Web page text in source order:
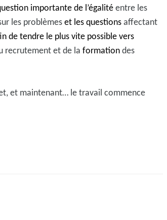
importante de l’égalité entre les
les problèmes et les questions affectant
de tendre le plus vite possible vers
recrutement et de la formation des
et maintenant… le travail commence